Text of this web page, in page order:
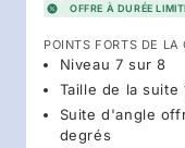
OFFRE À DURÉE
POINTS FORTS DE LA
Niveau 7 sur 8
Taille de la suite
Suite d'angle
degrés